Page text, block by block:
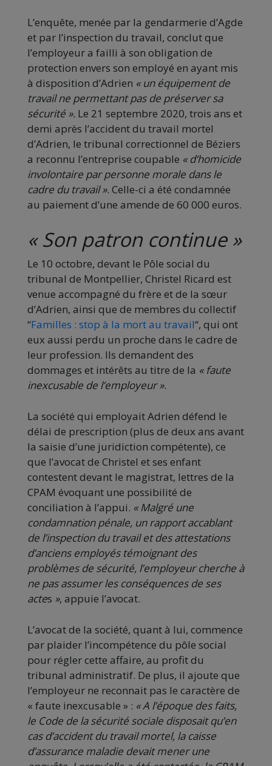
L’enquête, menée par la gendarmerie d’Agde
et par l’inspection du travail, conclut que
l’employeur a failli à son obligation de
protection envers son employé en ayant mis
à disposition d’Adrien « un équipement de
travail ne permettant pas de préserver sa
sécurité ». Le 21 septembre 2020, trois ans et
demi après l’accident du travail mortel
d’Adrien, le tribunal correctionnel de Béziers
a reconnu l’entreprise coupable « d’homicide
involontaire par personne morale dans le
cadre du travail ». Celle-ci a été condamnée
au paiement d’une amende de 60 000 euros.
« Son patron continue »
Le 10 octobre, devant le Pôle social du
tribunal de Montpellier, Christel Ricard est
venue accompagné du frère et de la sœur
d’Adrien, ainsi que de membres du collectif
“Familles : stop à la mort au travail“, qui ont
eux aussi perdu un proche dans le cadre de
leur profession. Ils demandent des
dommages et intérêts au titre de la « faute
inexcusable de l’employeur ».
La société qui employait Adrien défend le
délai de prescription (plus de deux ans avant
la saisie d’une juridiction compétente), ce
que l’avocat de Christel et ses enfant
contestent devant le magistrat, lettres de la
CPAM évoquant une possibilité de
conciliation à l’appui. « Malgré une
condamnation pénale, un rapport accablant
de l’inspection du travail et des attestations
d’anciens employés témoignant des
problèmes de sécurité, l’employeur cherche à
ne pas assumer les conséquences de ses
actes », appuie l’avocat.
L’avocat de la société, quant à lui, commence
par plaider l’incompétence du pôle social
pour régler cette affaire, au profit du
tribunal administratif. De plus, il ajoute que
l’employeur ne reconnait pas le caractère de
« faute inexcusable » : «A l’époque des faits,
le Code de la sécurité sociale disposait qu’en
cas d’accident du travail mortel, la caisse
d’assurance maladie devait mener une